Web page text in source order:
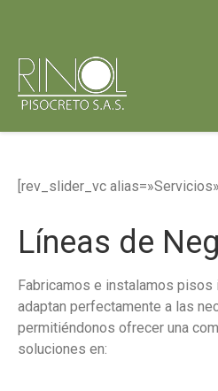
[rev_slider_vc alias=»Servicios»]
Líneas de
Fabricamos e instalamos pisos
adaptan perfectamente a las
permitiéndonos ofrecer una
soluciones en: